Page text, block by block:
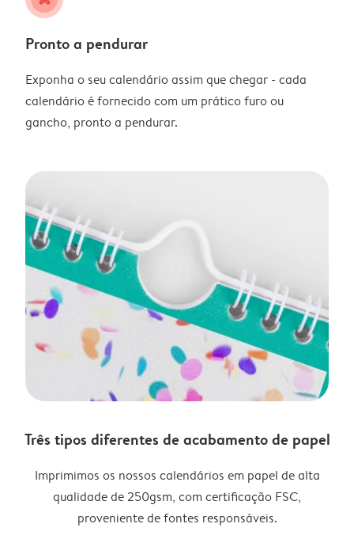
Pronto a pendurar
Exponha o seu calendário assim que chegar - cada
calendário é fornecido com um prático furo ou
gancho, pronto a pendurar.
Três tipos diferentes de acabamento de papel
Imprimimos os nossos calendários em papel de alta
qualidade de 250gsm, com certificação FSC,
proveniente de fontes responsáveis.